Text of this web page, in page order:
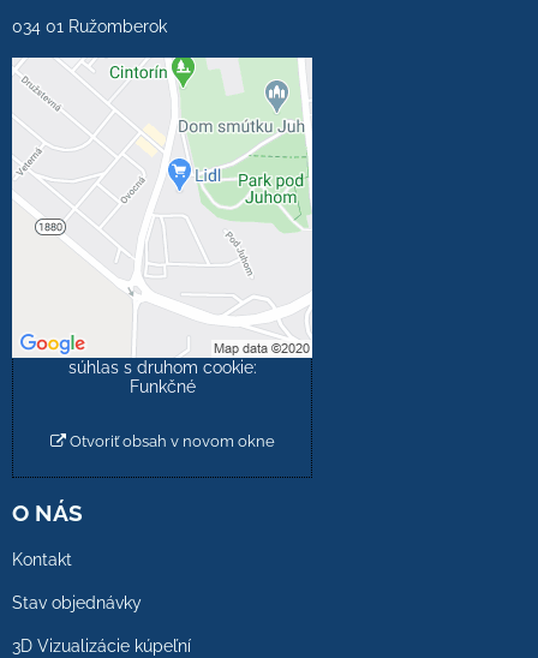
034 01 Ružomberok
Externý obsah je
blokovaný Voľbami
súkromia
Prajete si načítať externý
obsah?
Povoliť tentokrát
Povoliť a zapamätať -
súhlas s druhom cookie:
Funkčné
Otvoriť obsah v novom okne
O NÁS
Kontakt
Stav objednávky
3D Vizualizácie kúpeľní